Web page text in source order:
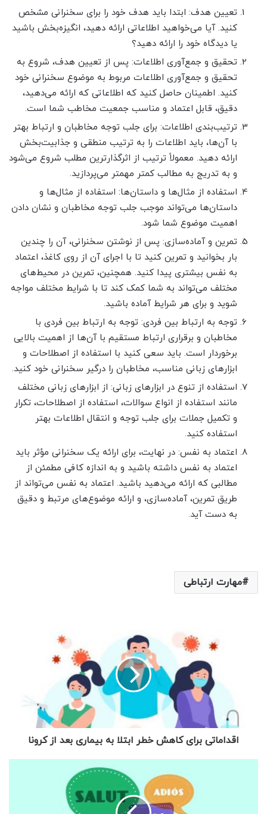
تعیین هدف: ابتدا باید هدف خود را برای سخنرانی مشخص
کنید. آیا می‌خواهید اطلاعاتی ارائه دهید، انگیزه‌بخش باشید
یا دیدگاه خود را ارائه دهید؟
تحقیق و جمع‌آوری اطلاعات: پس از تعیین هدف، شروع به
تحقیق و جمع‌آوری اطلاعات مربوط به موضوع سخنرانی خود
کنید. اطمینان حاصل کنید که اطلاعاتی که ارائه می‌دهید،
دقیق، قابل اعتماد و مناسب جمعیت مخاطب شما است.
ترتیب‌بندی اطلاعات: برای جلب توجه مخاطبان و ارتباط بهتر
با آن‌ها، باید اطلاعات را به ترتیب منطقی و جذابیت‌بخش
ارائه دهید. معمولاً ترتیب از اثرگذارترین مطلب شروع می‌شود
و به تدریج به مطالب کمتر مهمتر می‌پردازید.
استفاده از مثال‌ها و داستان‌ها: استفاده از مثال‌ها و
داستان‌ها می‌تواند موجب جلب توجه مخاطبان و نشان دادن
اهمیت موضوع شما شود.
تمرین و آماده‌سازی: پس از نوشتن سخنرانی، آن را چندین
بار بخوانید و تمرین کنید تا با اجرای آن از روی کاغذ، اعتماد
به نفس بیشتری پیدا کنید. همچنین، تمرین در محیط‌های
مختلف می‌تواند به شما کمک کند تا با شرایط مختلف مواجه
شوید و برای هر شرایط آماده باشید.
توجه به ارتباط بین فردی: توجه به ارتباط بین فردی با
مخاطبان و برقراری ارتباط مستقیم با آن‌ها از اهمیت بالایی
برخوردار است. باید سعی کنید با استفاده از اصطلاحات و
ابزارهای زبانی مناسب، مخاطبان را درگیر سخنرانی خود کنید.
استفاده از تنوع در ابزارهای زبانی: از ابزارهای زبانی مختلف
مانند استفاده از انواع سوالات، استفاده از اصطلاحات، تکرار
و تکمیل جملات برای جلب توجه و انتقال اطلاعات بهتر
استفاده کنید.
اعتماد به نفس: در نهایت، برای ارائه یک سخنرانی مؤثر باید
اعتماد به نفس داشته باشید و به اندازه کافی مطمئن از
مطالبی که ارائه می‌دهید باشید. اعتماد به نفس می‌تواند از
طریق تمرین، آماده‌سازی، و ارائه موضوع‌های مرتبط و دقیق
به دست آید.
مهارت ارتباطی
اقداماتی برای کاهش خطر ابتلا به بیماری بعد از کرونا